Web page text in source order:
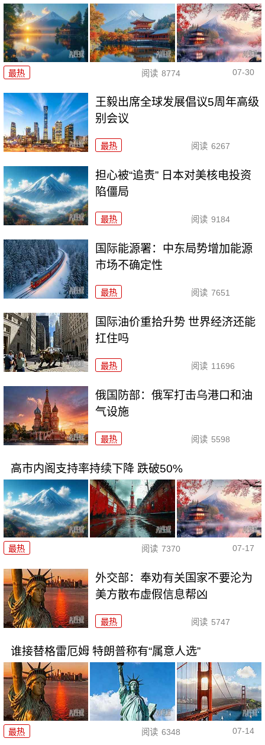
最热 阅读 8774 07-30
王毅出席全球发展倡议5周年高级
别会议
最热 阅读 6267
担心被“追责” 日本对美核电投资
陷僵局
最热 阅读 9184
国际能源署：中东局势增加能源
市场不确定性
最热 阅读 7651
国际油价重拾升势 世界经济还能
扛住吗
最热 阅读 11696
俄国防部：俄军打击乌港口和油
气设施
最热 阅读 5598
高市内阁支持率持续下降 跌破50%
最热 阅读 7370 07-17
外交部：奉劝有关国家不要沦为
美方散布虚假信息帮凶
最热 阅读 5747
谁接替格雷厄姆 特朗普称有“属意人选”
最热 阅读 6348 07-14